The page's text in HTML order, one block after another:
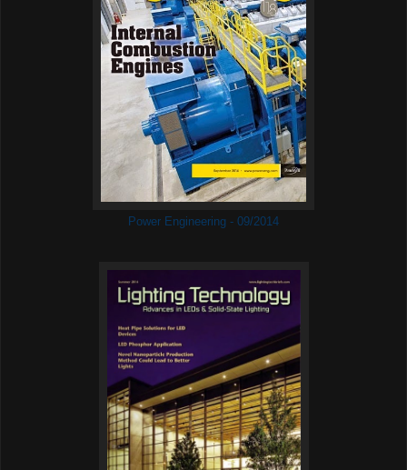
Power Engineering - 09/2014